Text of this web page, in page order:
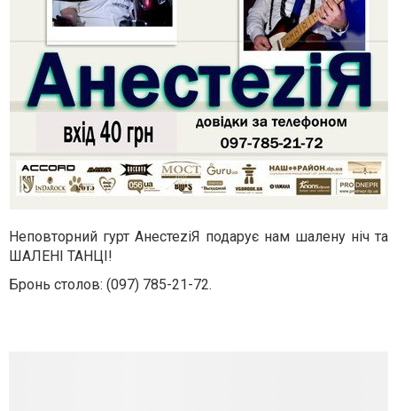
Неповторний гурт АнестеzіЯ подарує нам шалену ніч та
ШАЛЕНІ ТАНЦІ!
Бронь столов: (097) 785-21-72.